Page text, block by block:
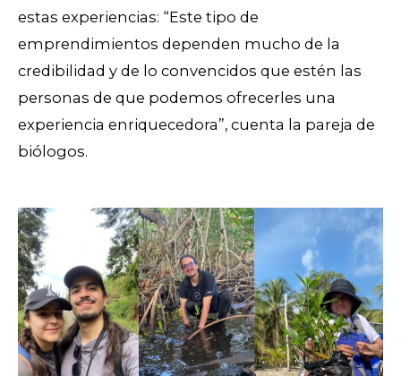
estas experiencias: “Este tipo de
emprendimientos dependen mucho de la
credibilidad y de lo convencidos que estén las
personas de que podemos ofrecerles una
experiencia enriquecedora”, cuenta la pareja de
biólogos.